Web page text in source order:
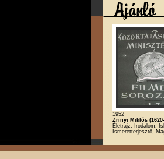
1952
Zrinyi Miklós
Életrajz, Irodalom,
Ismeretterjesztő,